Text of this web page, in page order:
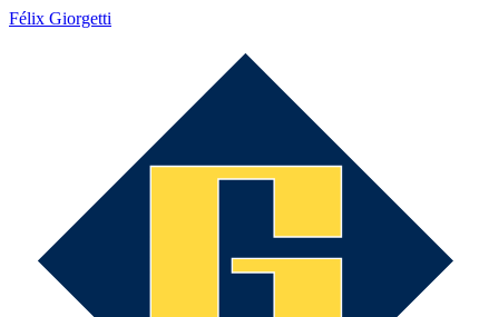
Félix Giorgetti